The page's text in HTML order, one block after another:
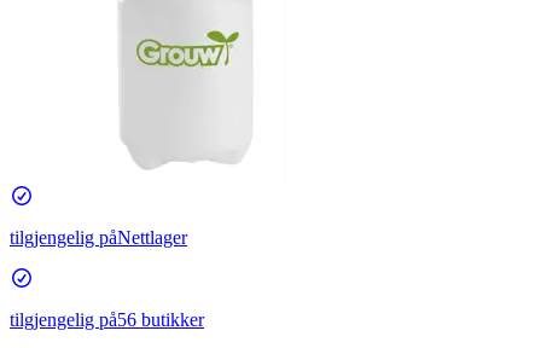
tilgjengelig påNettlager
tilgjengelig på56 butikker